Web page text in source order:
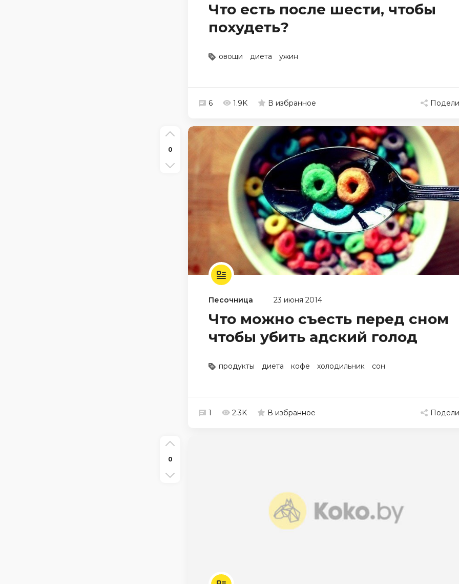
Что есть после шести, чтобы
похудеть?
овощи диета ужин
6 1.9K В избранное
0
Песочница 23 июня 2014
Что можно съесть перед сном
чтобы убить адский голод
продукты диета кофе холодильник сон
1 2.3K В избранное
0